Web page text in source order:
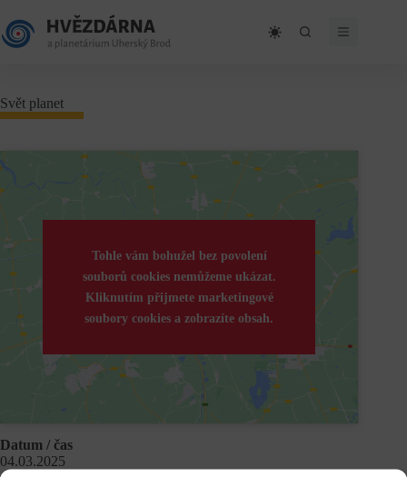
to
content
Svět planet
Tohle vám bohužel bez povolení
souborů cookies nemůžeme ukázat.
Kliknutím přijmete marketingové
soubory cookies a zobrazíte obsah.
Datum / čas
04.03.2025